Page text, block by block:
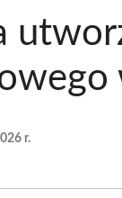
r.